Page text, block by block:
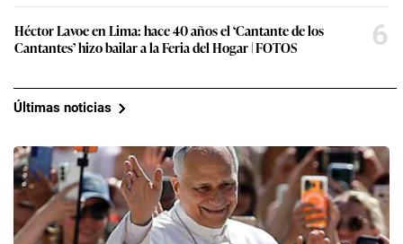
Héctor Lavoe en Lima: hace 40 años el ‘Cantante de los
Cantantes’ hizo bailar a la Feria del Hogar | FOTOS
6
Últimas noticias